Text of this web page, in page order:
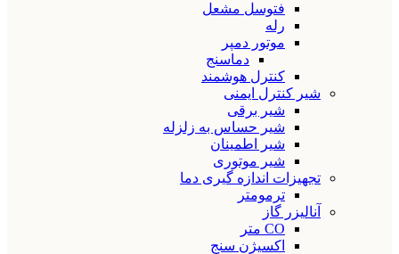
فتوسل مشعل
رله
موتور دمپر
دماسنج
کنترل هوشمند
شیر کنترل ایمنی
شیر برقی
شیر حساس به زلزله
شیر اطمینان
شیر موتوری
تجهیزات اندازه گیری دما
ترمومتر
آنالیزر گاز
CO متر
اکسیژن سنج